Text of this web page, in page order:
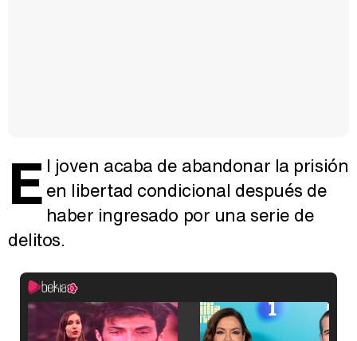
E l joven acaba de abandonar la prisión
en libertad condicional después de
haber ingresado por una serie de
delitos.